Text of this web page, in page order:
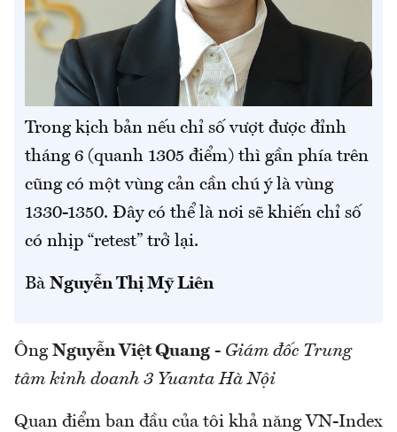
Trong kịch bản nếu chỉ số vượt được đỉnh
tháng 6 (quanh 1305 điểm) thì gần phía trên
cũng có một vùng cản cần chú ý là vùng
1330-1350. Đây có thể là nơi sẽ khiến chỉ số
có nhịp “retest” trở lại.
Bà Nguyễn Thị Mỹ Liên
Ông Nguyễn Việt Quang - Giám đốc Trung
tâm kinh doanh 3 Yuanta Hà Nội
Quan điểm ban đầu của tôi khả năng VN-Index